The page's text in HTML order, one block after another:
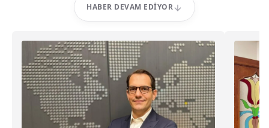
HABER DEVAM EDIYOR